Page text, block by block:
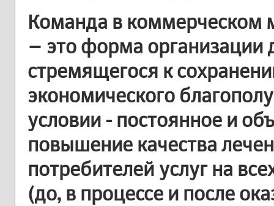
Команда в коммерческом
– это форма организации
стремящегося к
экономического
условии - постоянное и
повышение качества
потребителей услуг на
(до, в процессе и после